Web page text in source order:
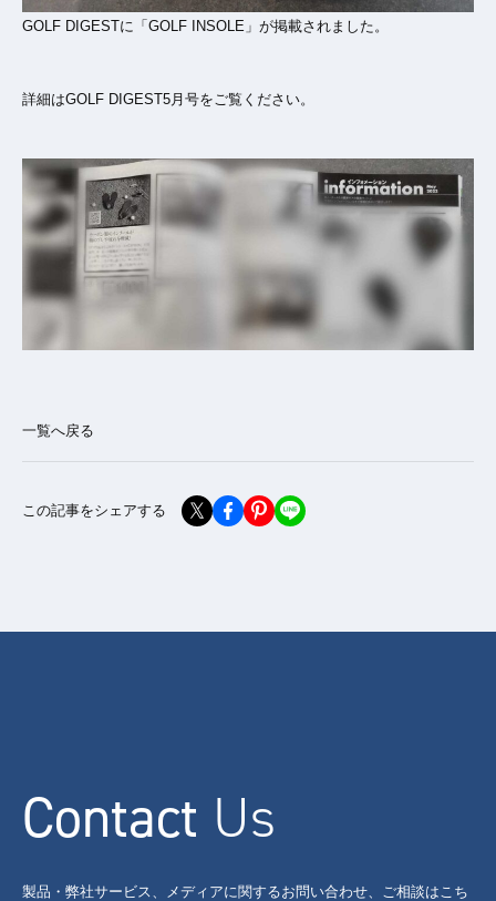
GOLF DIGESTに「GOLF INSOLE」が掲載されました。
詳細はGOLF DIGEST5月号をご覧ください。
一覧へ戻る
この記事をシェアする
Contact Us
製品・弊社サービス、メディアに関するお問い合わせ、ご相談はこち